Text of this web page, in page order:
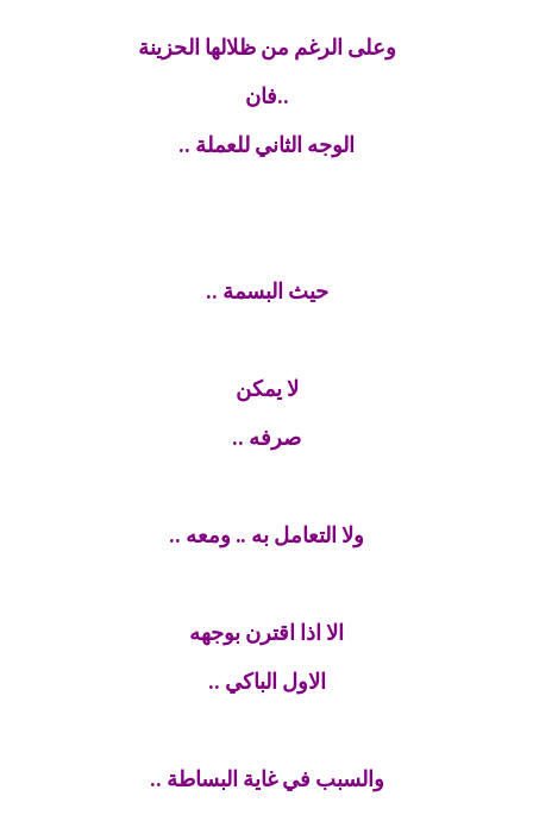
وعلى الرغم من ظلالها الحزينة
..فان
الوجه الثاني للعملة ..
حيث البسمة ..
لا يمكن
صرفه ..
ولا التعامل به .. ومعه ..
الا اذا اقترن بوجهه
الاول الباكي ..
والسبب في غاية البساطة ..